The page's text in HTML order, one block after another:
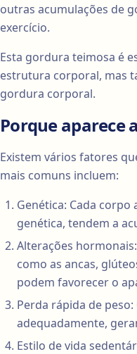
outras acumulações de
exercício.
Esta gordura teimosa é
estrutura corporal, mas
gordura corporal.
Porque aparece
Existem vários fatores
mais comuns incluem:
Genética: Cada
genética, tendem a
Alterações
como as ancas,
podem favorecer o
Perda rápida de
adequadamente,
Estilo de vida